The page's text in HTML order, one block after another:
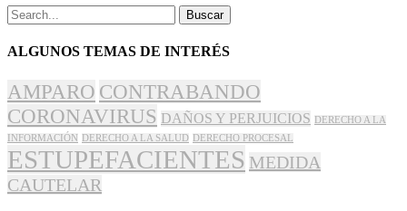
Buscar
ALGUNOS TEMAS DE INTERÉS
AMPARO CONTRABANDO
CORONAVIRUS DAÑOS Y PERJUICIOS
DERECHO A LA
INFORMACIÓN
DERECHO A LA SALUD DERECHO PROCESAL
ESTUPEFACIENTES MEDIDA
CAUTELAR